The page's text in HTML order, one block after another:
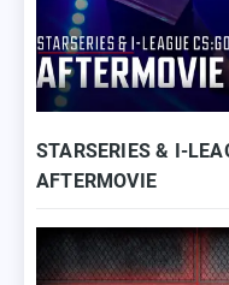
STARSERIES & I-
AFTERMOVIE